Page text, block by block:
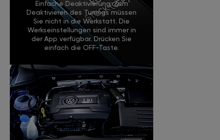
Einfache Deaktivierung: Zum
Deaktivieren des Tunings müssen
Sie nicht in die Werkstatt. Die
Werkseinstellungen sind immer in
der App verfügbar. Drücken Sie
einfach die OFF-Taste.